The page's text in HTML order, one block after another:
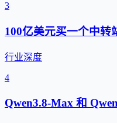
3
100亿美元买一个中转
行业深度
4
Qwen3.8-Max 和